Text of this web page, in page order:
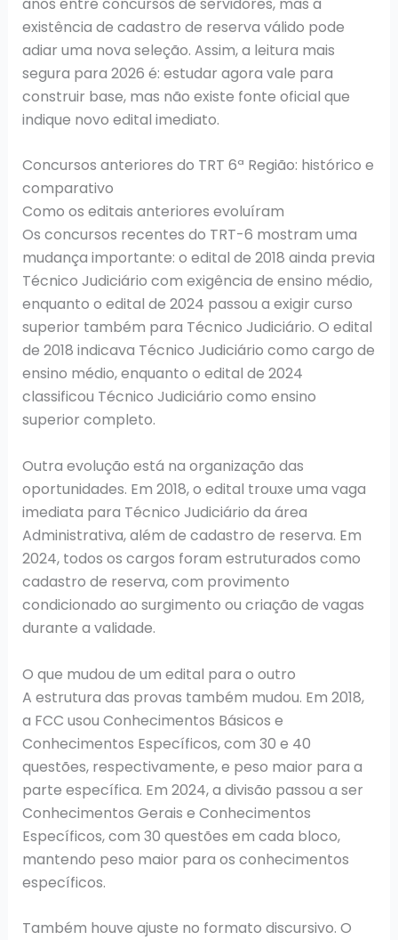
existência de cadastro de reserva válido pode
adiar uma nova seleção. Assim, a leitura mais
segura para 2026 é: estudar agora vale para
construir base, mas não existe fonte oficial que
indique novo edital imediato.
Concursos anteriores do TRT 6ª Região: histórico e
comparativo
Como os editais anteriores evoluíram
Os concursos recentes do TRT-6 mostram uma
mudança importante: o edital de 2018 ainda previa
Técnico Judiciário com exigência de ensino médio,
enquanto o edital de 2024 passou a exigir curso
superior também para Técnico Judiciário. O edital
de 2018 indicava Técnico Judiciário como cargo de
ensino médio, enquanto o edital de 2024
classificou Técnico Judiciário como ensino
superior completo.
Outra evolução está na organização das
oportunidades. Em 2018, o edital trouxe uma vaga
imediata para Técnico Judiciário da área
Administrativa, além de cadastro de reserva. Em
2024, todos os cargos foram estruturados como
cadastro de reserva, com provimento
condicionado ao surgimento ou criação de vagas
durante a validade.
O que mudou de um edital para o outro
A estrutura das provas também mudou. Em 2018,
a FCC usou Conhecimentos Básicos e
Conhecimentos Específicos, com 30 e 40
questões, respectivamente, e peso maior para a
parte específica. Em 2024, a divisão passou a ser
Conhecimentos Gerais e Conhecimentos
Específicos, com 30 questões em cada bloco,
mantendo peso maior para os conhecimentos
específicos.
Também houve ajuste no formato discursivo. O